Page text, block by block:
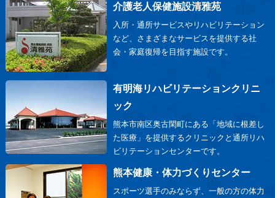
介護老人保健施設清雅苑
入所・通所サービスやリハビリテーション
など、さまざまなサービスを提供する社
会・家庭復帰を目指す施設です。
有明海リハビリテーションクリニ
ック
熊本市南区奥古閑町にある「地域に根差し
た医療」を提供するクリニックと通所リハ
ビリテーションセンターです。
熊本健康・体力づくりセンター
スポーツ選手のみならず、一般の方の体力